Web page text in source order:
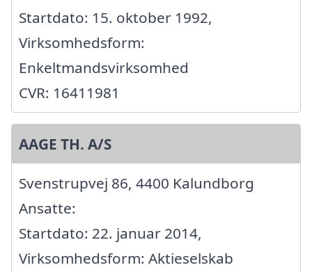
Startdato: 15. oktober 1992,
Virksomhedsform:
Enkeltmandsvirksomhed
CVR: 16411981
AAGE TH. A/S
Svenstrupvej 86, 4400 Kalundborg
Ansatte:
Startdato: 22. januar 2014,
Virksomhedsform: Aktieselskab